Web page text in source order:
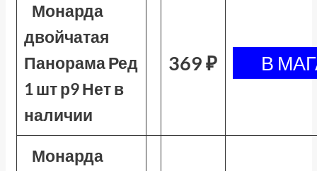
Монарда
двойчатая
Панорама Ред
1 шт р9 Нет в
наличии
369 ₽
Монарда